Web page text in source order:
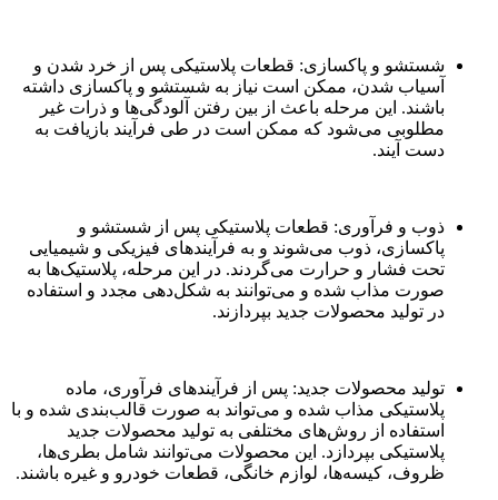
شستشو و پاکسازی: قطعات پلاستیکی پس از خرد شدن و
آسیاب شدن، ممکن است نیاز به شستشو و پاکسازی داشته
باشند. این مرحله باعث از بین رفتن آلودگی‌ها و ذرات غیر
مطلوبی می‌شود که ممکن است در طی فرآیند بازیافت به
دست آیند.
ذوب و فرآوری: قطعات پلاستیکی پس از شستشو و
پاکسازی، ذوب می‌شوند و به فرآیندهای فیزیکی و شیمیایی
تحت فشار و حرارت می‌گردند. در این مرحله، پلاستیک‌ها به
صورت مذاب شده و می‌توانند به شکل‌دهی مجدد و استفاده
در تولید محصولات جدید بپردازند.
تولید محصولات جدید: پس از فرآیندهای فرآوری، ماده
پلاستیکی مذاب شده و می‌تواند به صورت قالب‌بندی شده و با
استفاده از روش‌های مختلفی به تولید محصولات جدید
پلاستیکی بپردازد. این محصولات می‌توانند شامل بطری‌ها،
ظروف، کیسه‌ها، لوازم خانگی، قطعات خودرو و غیره باشند.